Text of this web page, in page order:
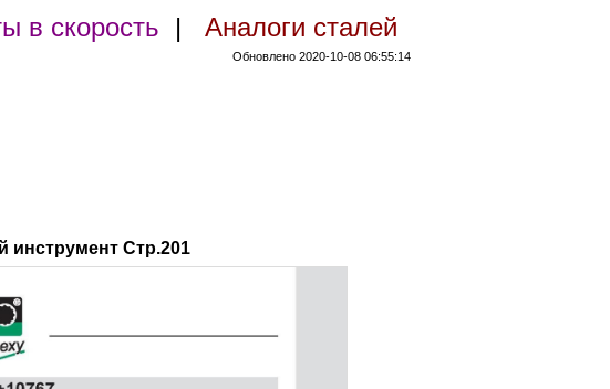
в скорость | Аналоги сталей
Обновлено 2020-10-08 06:55:14
инструмент Стр.201